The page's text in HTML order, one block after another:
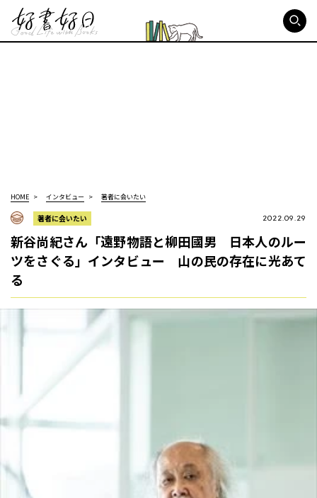
HOME インタビュー 著者に会いたい
著者に会いたい 2022.09.29
新谷尚紀さん「遠野物語と柳田國男 日本人のルー
ツをさぐる」インタビュー 山の民の存在に光あて
る